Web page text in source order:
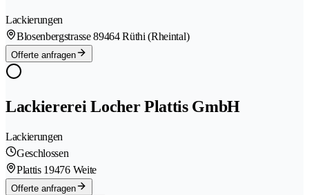
Lackierungen
Blosenbergstrasse 89464 Rüthi (Rheintal)
Offerte anfragen
Lackiererei Locher Plattis GmbH
Lackierungen
Geschlossen
Plattis 19476 Weite
Offerte anfragen